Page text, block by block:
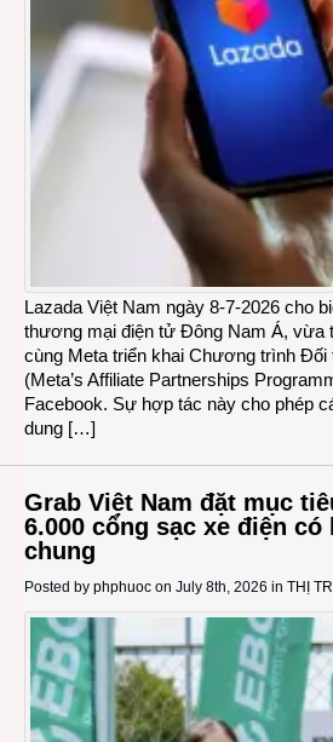
Lazada Việt Nam ngày 8-7-2026 cho
thương mại điện tử Đông Nam Á, vừa
cùng Meta triển khai Chương trình Đối
(Meta’s Affiliate Partnerships
Facebook. Sự hợp tác này cho phép
dung […]
Grab Việt Nam đặt mục
6.000 cổng sạc xe điện có
chung
Posted by phphuoc on July 8th, 2026 in THỊ